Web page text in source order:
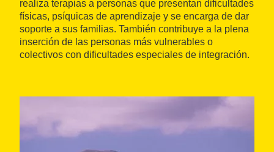
realiza terapias a personas que presentan dificultades
físicas, psíquicas de aprendizaje y se encarga de dar
soporte a sus familias. También contribuye a la plena
inserción de las personas más vulnerables o
colectivos con dificultades especiales de integración.